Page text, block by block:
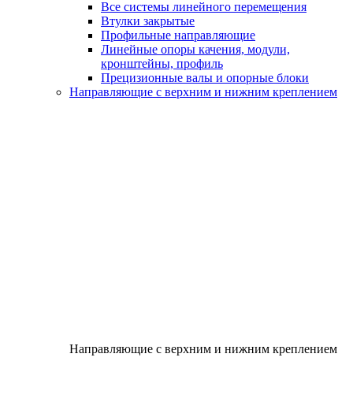
Все системы линейного перемещения
Втулки закрытые
Профильные направляющие
Линейные опоры качения, модули,
кронштейны, профиль
Прецизионные валы и опорные блоки
Направляющие с верхним и нижним креплением
Направляющие с верхним и нижним креплением